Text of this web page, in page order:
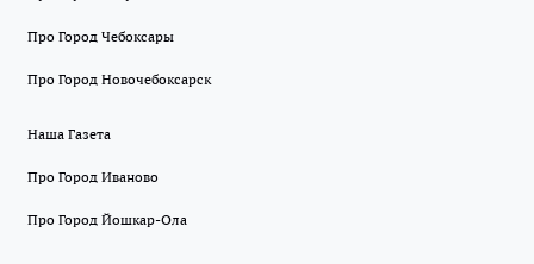
Про Город Чебоксары
Про Город Новочебоксарск
Наша Газета
Про Город Иваново
Про Город Йошкар-Ола